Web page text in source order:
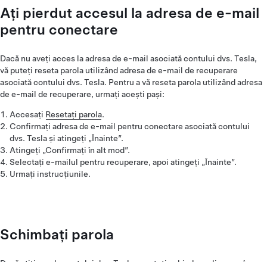
Ați pierdut accesul la adresa de e-mail
pentru conectare
Dacă nu aveți acces la adresa de e-mail asociată contului dvs. Tesla,
vă puteți reseta parola utilizând adresa de e-mail de recuperare
asociată contului dvs. Tesla. Pentru a vă reseta parola utilizând adresa
de e-mail de recuperare, urmați acești pași:
Accesați Resetați parola.
Confirmați adresa de e-mail pentru conectare asociată contului
dvs. Tesla și atingeți „Înainte”.
Atingeți „Confirmați în alt mod”.
Selectați e-mailul pentru recuperare, apoi atingeți „Înainte”.
Urmați instrucțiunile.
Schimbați parola